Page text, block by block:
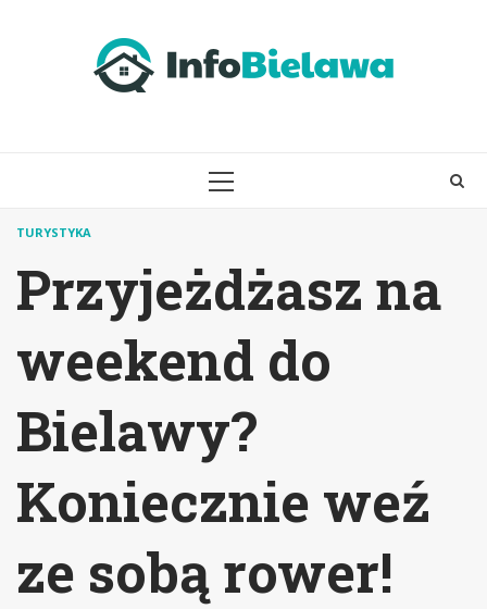
PRIMARY
TURYSTYKA
Przyjeżdżasz na
weekend do
Bielawy?
Koniecznie weź
ze sobą rower!